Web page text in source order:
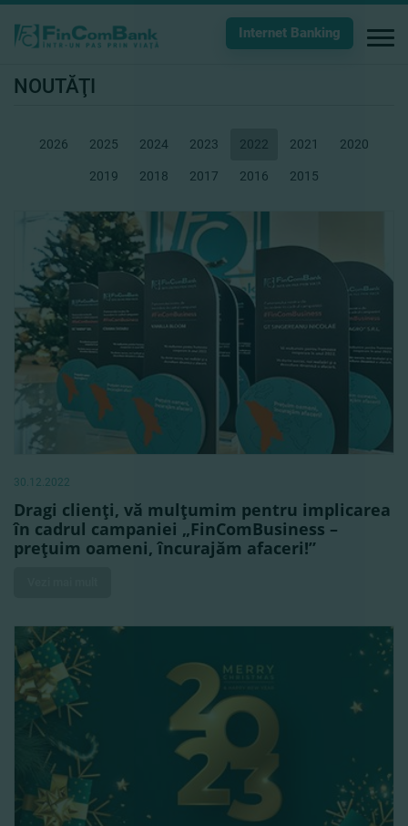
Internet Banking
NOUTĂŢI
2026 2025 2024 2023 2022 2021 2020
2019 2018 2017 2016 2015
30.12.2022
Dragi clienţi, vă mulţumim pentru implicarea
în cadrul campaniei „FinComBusiness –
preţuim oameni, încurajăm afaceri!”